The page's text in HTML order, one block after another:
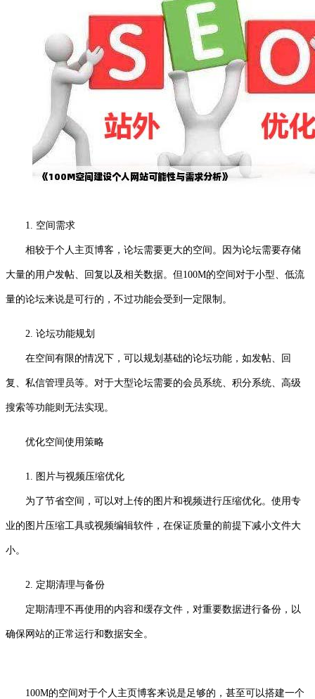
1. 空间需求
相较于个人主页博客，论坛需要更大的空间。因为论坛需要存储
大量的用户发帖、回复以及相关数据。但100M的空间对于小型、低流
量的论坛来说是可行的，不过功能会受到一定限制。
2. 论坛功能规划
在空间有限的情况下，可以规划基础的论坛功能，如发帖、回
复、私信管理员等。对于大型论坛需要的会员系统、积分系统、高级
搜索等功能则无法实现。
优化空间使用策略
1. 图片与视频压缩优化
为了节省空间，可以对上传的图片和视频进行压缩优化。使用专
业的图片压缩工具或视频编辑软件，在保证质量的前提下减小文件大
小。
2. 定期清理与备份
定期清理不再使用的内容和缓存文件，对重要数据进行备份，以
确保网站的正常运行和数据安全。
100M的空间对于个人主页博客来说是足够的，甚至可以搭建一个